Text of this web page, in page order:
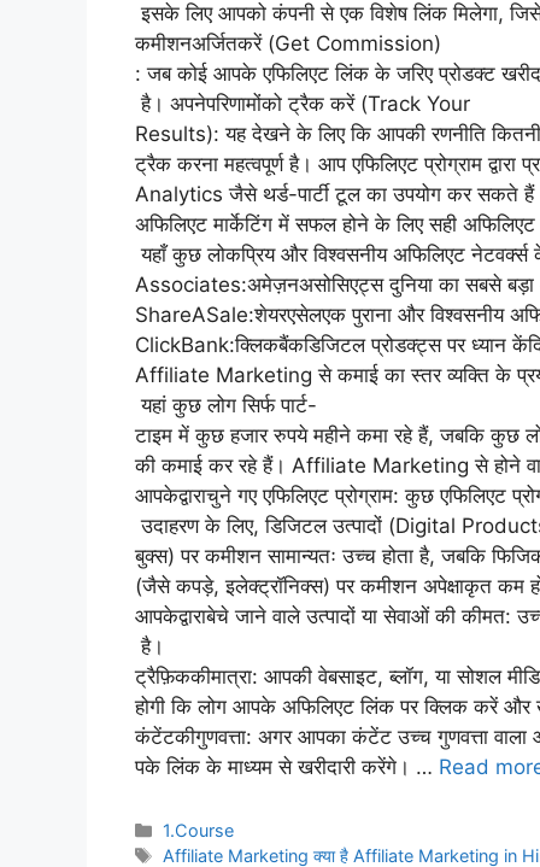
इसके लिए आपको कंपनी से एक विशेष लिंक मिलेगा,
कमीशनअर्जितकरें (Get Commission)
: जब कोई आपके एफिलिएट लिंक के जरिए प्रोडक्ट
है। अपनेपरिणामोंको ट्रैक करें (Track Your
Results): यह देखने के लिए कि आपकी रणनीति कितनी
ट्रैक करना महत्वपूर्ण है। आप एफिलिएट प्रोग्राम
Analytics जैसे थर्ड-पार्टी टूल का उपयोग कर
अफिलिएट मार्केटिंग में सफल होने के लिए सही
यहाँ कुछ लोकप्रिय और विश्वसनीय अफिलिएट
Associates:अमेज़नअसोसिएट्स दुनिया का सबसे बड़ा
ShareASale:शेयरएसेलएक पुराना और विश्वसनीय
ClickBank:क्लिकबैंकडिजिटल प्रोडक्ट्स पर ध्यान
Affiliate Marketing से कमाई का स्तर व्यक्ति के
यहां कुछ लोग सिर्फ पार्ट-
टाइम में कुछ हजार रुपये महीने कमा रहे हैं, जबकि कुछ
की कमाई कर रहे हैं। Affiliate Marketing से होने
आपकेद्वाराचुने गए एफिलिएट प्रोग्राम: कुछ एफिलिएट
उदाहरण के लिए, डिजिटल उत्पादों (Digital
बुक्स) पर कमीशन सामान्यतः उच्च होता है, जबकि
(जैसे कपड़े, इलेक्ट्रॉनिक्स) पर कमीशन अपेक्षाकृत कम
आपकेद्वाराबेचे जाने वाले उत्पादों या सेवाओं की कीमत:
है।
ट्रैफ़िककीमात्रा: आपकी वेबसाइट, ब्लॉग, या सोशल
होगी कि लोग आपके अफिलिएट लिंक पर क्लिक करें और
कंटेंटकीगुणवत्ता: अगर आपका कंटेंट उच्च गुणवत्ता
पके लिंक के माध्यम से खरीदारी करेंगे। … Read
Categories
1.Course
Tags
Affiliate Marketing क्या है Affiliate Marketing in